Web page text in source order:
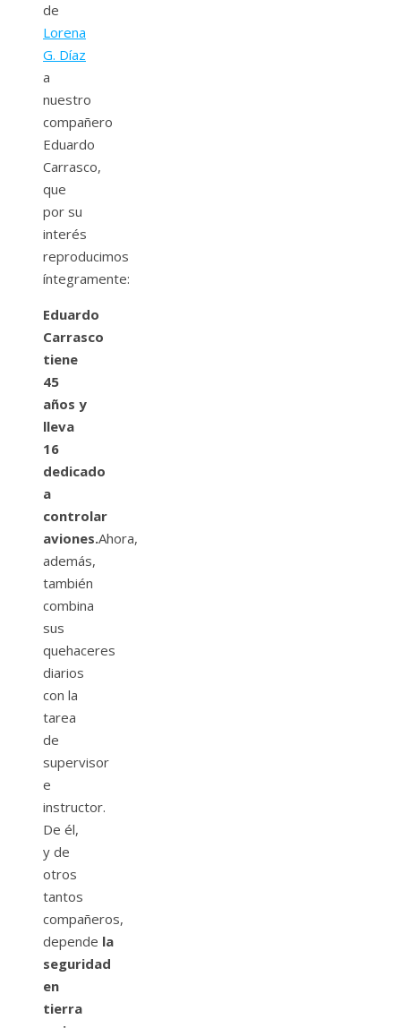
de
Lorena
G. Díaz
a
nuestro
compañero
Eduardo
Carrasco,
que
por su
interés
reproducimos
íntegramente:
Eduardo
Carrasco
tiene
45
años y
lleva
16
dedicado
a
controlar
aviones.Ahora,
además,
también
combina
sus
quehaceres
diarios
con la
tarea
de
supervisor
e
instructor.
De él,
y de
otros
tantos
compañeros,
depende la
seguridad
en
tierra